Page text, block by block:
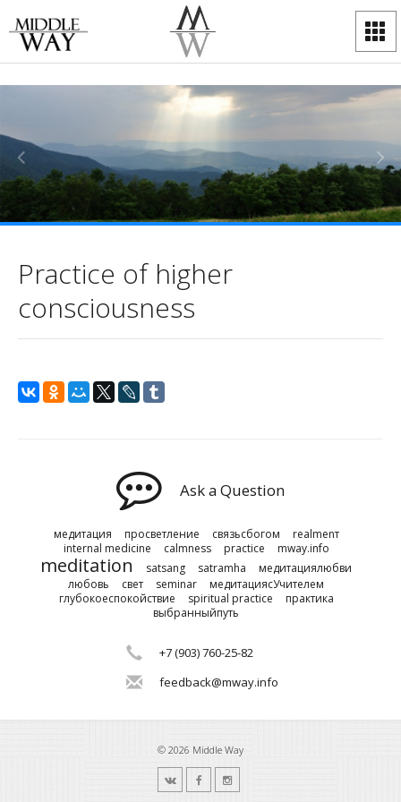
Practice of higher
consciousness
Ask a Question
медитация просветление связьсбогом
realmenт
internal medicine
calmness practice mway.info
meditation satsang satramha
медитациялюбви
любовь
свет seminar
медитациясУчителем
глубокоеспокойствие
spiritual practice
практика
выбранныйпуть
+7 (903) 760-25-82
feedback@mway.info
© 2026 Middle Way